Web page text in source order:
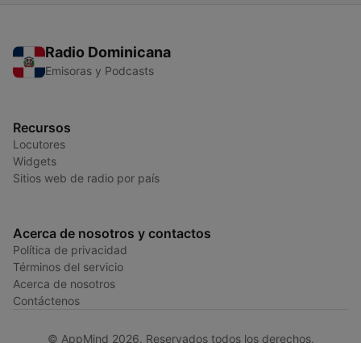
Radio Dominicana
Emisoras y Podcasts
Recursos
Locutores
Widgets
Sitios web de radio por país
Acerca de nosotros y contactos
Política de privacidad
Términos del servicio
Acerca de nosotros
Contáctenos
© AppMind 2026. Reservados todos los derechos.